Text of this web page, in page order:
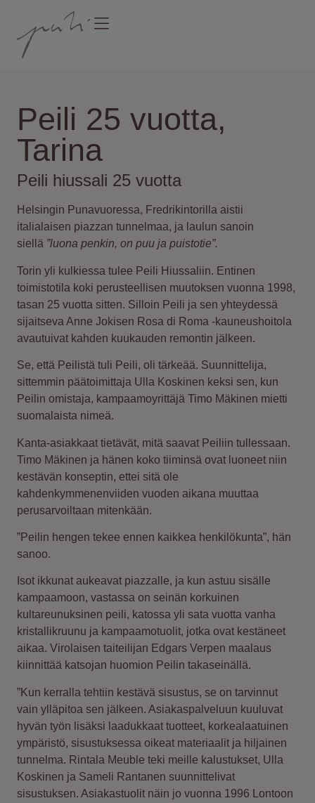
Peili 25 vuotta,
Tarina
Peili hiussali 25 vuotta
Helsingin Punavuoressa, Fredrikintorilla aistii
italialaisen piazzan tunnelmaa, ja laulun sanoin
siellä ”luona penkin, on puu ja puistotie”.
Torin yli kulkiessa tulee Peili Hiussaliin. Entinen
toimistotila koki perusteellisen muutoksen vuonna 1998,
tasan 25 vuotta sitten. Silloin Peili ja sen yhteydessä
sijaitseva Anne Jokisen Rosa di Roma -kauneushoitola
avautuivat kahden kuukauden remontin jälkeen.
Se, että Peilistä tuli Peili, oli tärkeää. Suunnittelija,
sittemmin päätoimittaja Ulla Koskinen keksi sen, kun
Peilin omistaja, kampaamoyrittäjä Timo Mäkinen mietti
suomalaista nimeä.
Kanta-asiakkaat tietävät, mitä saavat Peiliin tullessaan.
Timo Mäkinen ja hänen koko tiiminsä ovat luoneet niin
kestävän konseptin, ettei sitä ole
kahdenkymmenenviiden vuoden aikana muuttaa
perusarvoiltaan mitenkään.
”Peilin hengen tekee ennen kaikkea henkilökunta”, hän
sanoo.
Isot ikkunat aukeavat piazzalle, ja kun astuu sisälle
kampaamoon, vastassa on seinän korkuinen
kultareunuksinen peili, katossa yli sata vuotta vanha
kristallikruunu ja kampaamotuolit, jotka ovat kestäneet
aikaa. Virolaisen taiteilijan Edgars Verpen maalaus
kiinnittää katsojan huomion Peilin takaseinällä.
”Kun kerralla tehtiin kestävä sisustus, se on tarvinnut
vain ylläpitoa sen jälkeen. Asiakaspalveluun kuuluvat
hyvän työn lisäksi laadukkaat tuotteet, korkealaatuinen
ympäristö, sisustuksessa oikeat materiaalit ja hiljainen
tunnelma. Rintala Meuble teki meille kalustukset, Ulla
Koskinen ja Sameli Rantanen suunnittelivat
sisustuksen. Asiakastuolit näin jo vuonna 1996 Lontoon